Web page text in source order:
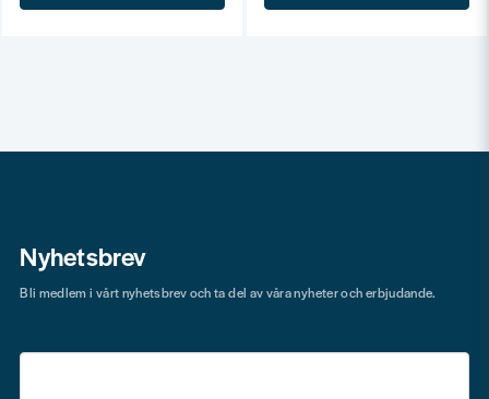
Nyhetsbrev
Bli medlem i vårt nyhetsbrev och ta del av våra nyheter och erbjudande.